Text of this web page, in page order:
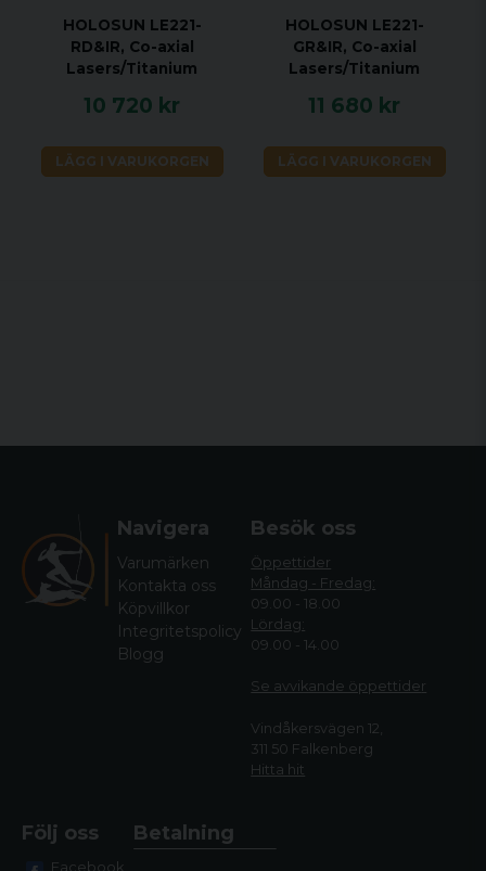
HOLOSUN LE221-
RD&IR, Co-axial
Lasers/Titanium
10 720 kr
LÄGG I VARUKORGEN
HOLOSUN LE221-
GR&IR, Co-axial
Lasers/Titanium
11 680 kr
LÄGG I VARUKORGEN
Navigera
Varumärken
Kontakta oss
Köpvillkor
Integritetspolicy
Blogg
Besök oss
Öppettider
Måndag - Fredag:
09.00 - 18.00
Lördag:
09.00 - 14.00
Se avvikande öppettider
Vindåkersvägen 12,
311 50 Falkenberg
Hitta hit
Följ oss
Facebook
Betalning